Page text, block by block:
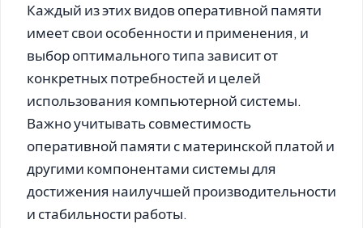
Каждый из этих видов оперативной памяти
имеет свои особенности и применения, и
выбор оптимального типа зависит от
конкретных потребностей и целей
использования компьютерной системы.
Важно учитывать совместимость
оперативной памяти с материнской платой и
другими компонентами системы для
достижения наилучшей производительности
и стабильности работы.